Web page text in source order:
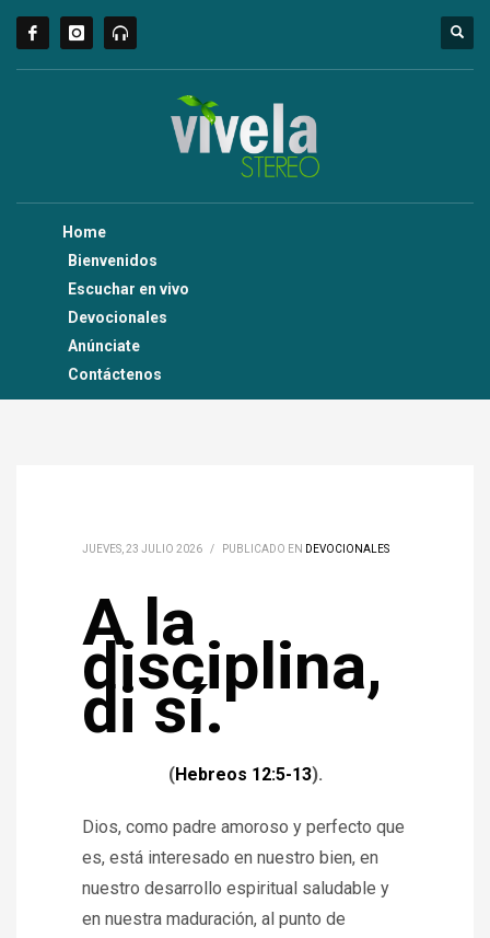
Home
Bienvenidos
Escuchar en vivo
Devocionales
Anúnciate
Contáctenos
JUEVES, 23 JULIO 2026 / PUBLICADO EN DEVOCIONALES
A la
disciplina,
di sí.
(Hebreos 12:5-13).
Dios, como padre amoroso y perfecto que
es, está interesado en nuestro bien, en
nuestro desarrollo espiritual saludable y
en nuestra maduración, al punto de